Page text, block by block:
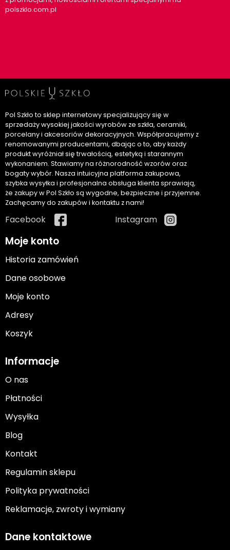
polszklo.com.pl
Pol Szkło to sklep internetowy specjalizujący się w
sprzedaży wysokiej jakości wyrobów ze szkła, ceramiki,
porcelany i akcesoriów dekoracyjnych. Współpracujemy z
renomowanymi producentami, dbając o to, aby każdy
produkt wyróżniał się trwałością, estetyką i starannym
wykonaniem. Stawiamy na różnorodność wzorów oraz
bogaty wybór. Nasza intuicyjna platforma zakupowa,
szybka wysyłka i profesjonalna obsługa klienta sprawiają,
że zakupy w Pol Szkło są wygodne, bezpieczne i przyjemne.
Zachęcamy do zakupów i kontaktu z nami!
Facebook Instagram
Moje konto
Historia zamówień
Dane osobowe
Moje konto
Adresy
Koszyk
Informacje
O nas
Płatności
Wysyłka
Blog
Kontakt
Regulamin sklepu
Polityka prywatności
Reklamacje, zwroty i wymiany
Dane kontaktowe